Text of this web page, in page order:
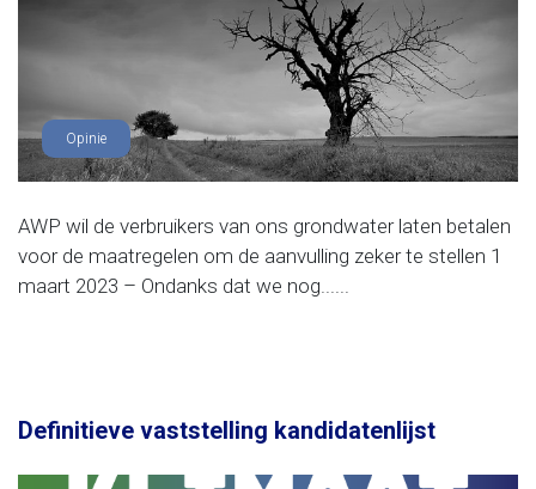
Opinie
AWP wil de verbruikers van ons grondwater laten betalen
voor de maatregelen om de aanvulling zeker te stellen 1
maart 2023 – Ondanks dat we nog......
Definitieve vaststelling kandidatenlijst